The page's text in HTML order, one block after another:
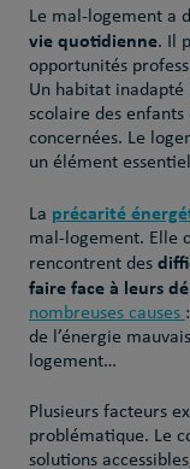
Le mal-logement a
vie quotidienne. Il
opportunités
Un habitat
scolaire des
concernées. Le
un élément
La précarité
mal-logement. Elle
rencontrent des
faire face à leurs
nombreuses causes
de l’énergie
logement…
Plusieurs facteurs
problématique. Le
solutions